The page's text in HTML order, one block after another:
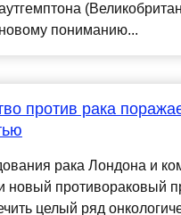
пониманию...
против рака
рака Лондона и
новый противораковый
целый ряд